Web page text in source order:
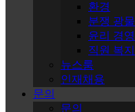
환경
분쟁 광물
윤리 경영
직원 복지
뉴스룸
인재채용
문의
문의